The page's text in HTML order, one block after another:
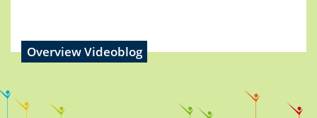
Overview Videoblog